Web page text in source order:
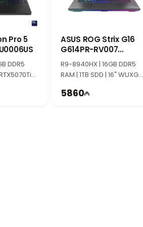
приложений и видеомонтажа.
165Hz делает игровой процесс
нужен мощный ноутбук. Благодаря
Pro 5
DDR5
ASUS ROG Strix G16
G614PR-RV007
90NR0NJ7-M00080
R9-8940HX | 16GB DDR5
RAM | 1TB SDD | 16" WUXGA |
5860